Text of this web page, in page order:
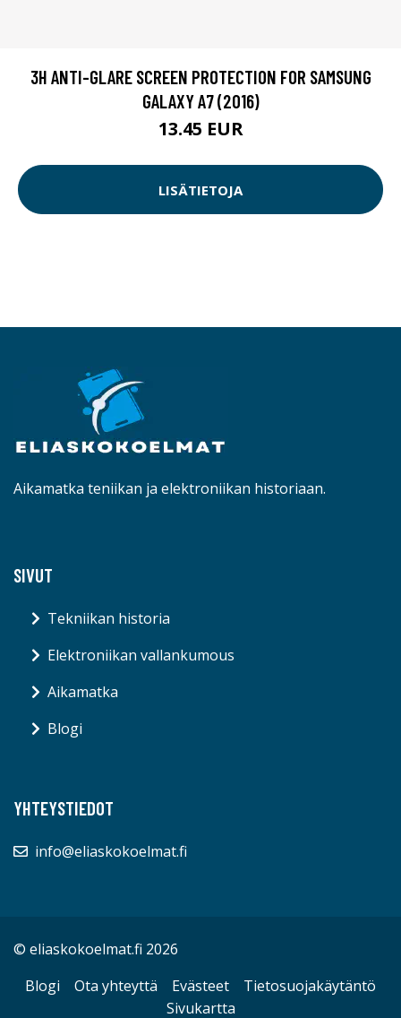
3H ANTI-GLARE SCREEN PROTECTION FOR SAMSUNG
GALAXY A7 (2016)
13.45 EUR
LISÄTIETOJA
Aikamatka teniikan ja elektroniikan historiaan.
SIVUT
Tekniikan historia
Elektroniikan vallankumous
Aikamatka
Blogi
YHTEYSTIEDOT
info@eliaskokoelmat.fi
© eliaskokoelmat.fi 2026
Blogi
Ota yhteyttä Evästeet
Tietosuojakäytäntö
Sivukartta